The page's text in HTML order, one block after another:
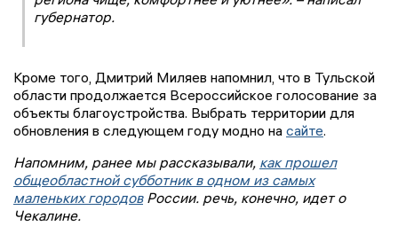
губернатор.
Кроме того, Дмитрий Миляев напомнил, что в Тульской
области продолжается Всероссийское голосование за
объекты благоустройства. Выбрать территории для
обновления в следующем году модно на сайте.
Напомним, ранее мы рассказывали, как прошел
общеобластной субботник в одном из самых
маленьких городовРоссии. речь, конечно, идет о
Чекалине.